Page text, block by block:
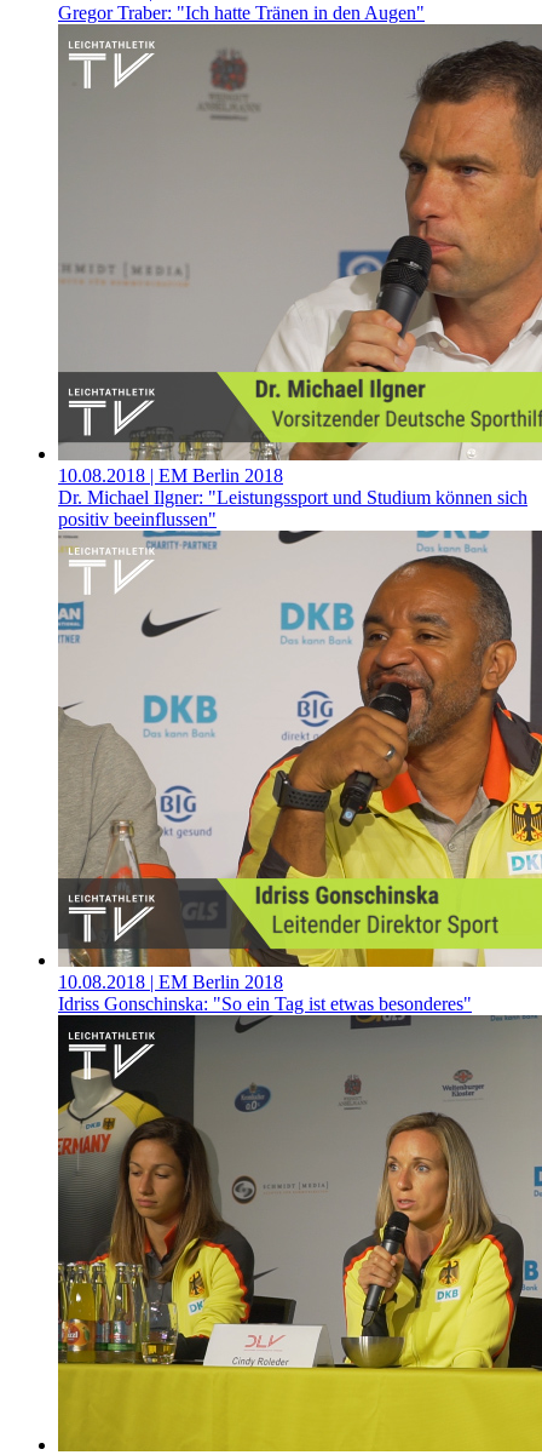
Gregor Traber: "Ich hatte Tränen in den Augen"
10.08.2018 | EM Berlin 2018
Dr. Michael Ilgner: "Leistungssport und Studium können sich
positiv beeinflussen"
10.08.2018 | EM Berlin 2018
Idriss Gonschinska: "So ein Tag ist etwas besonderes"